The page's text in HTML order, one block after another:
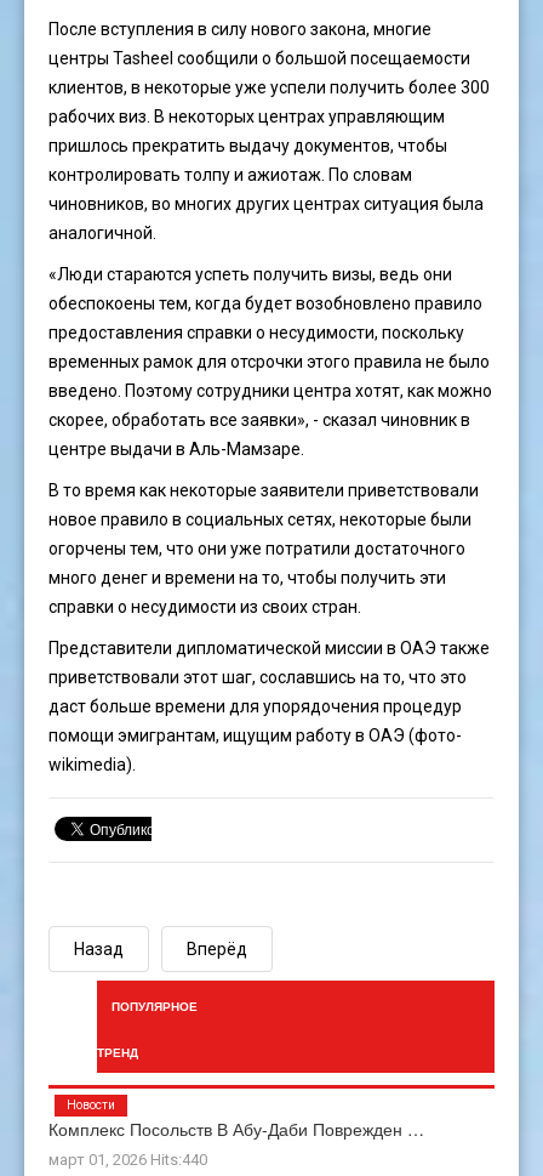
После вступления в силу нового закона, многие
центры Tasheel сообщили о большой посещаемости
клиентов, в некоторые уже успели получить более 300
рабочих виз. В некоторых центрах управляющим
пришлось прекратить выдачу документов, чтобы
контролировать толпу и ажиотаж. По словам
чиновников, во многих других центрах ситуация была
аналогичной.
«Люди стараются успеть получить визы, ведь они
обеспокоены тем, когда будет возобновлено правило
предоставления справки о несудимости, поскольку
временных рамок для отсрочки этого правила не было
введено. Поэтому сотрудники центра хотят, как можно
скорее, обработать все заявки», - сказал чиновник в
центре выдачи в Аль-Мамзаре.
В то время как некоторые заявители приветствовали
новое правило в социальных сетях, некоторые были
огорчены тем, что они уже потратили достаточного
много денег и времени на то, чтобы получить эти
справки о несудимости из своих стран.
Представители дипломатической миссии в ОАЭ также
приветствовали этот шаг, сославшись на то, что это
даст больше времени для упорядочения процедур
помощи эмигрантам, ищущим работу в ОАЭ (фото-
wikimedia).
Назад Вперёд
ПОПУЛЯРНОЕ
ТРЕНД
Комплекс Посольств В Абу-Даби Поврежден …
март 01, 2026 Hits:440
Новости